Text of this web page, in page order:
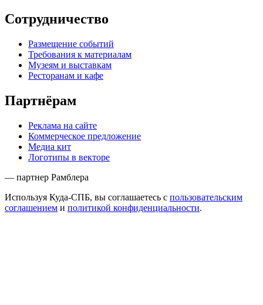
Сотрудничество
Размещение событий
Требования к материалам
Музеям и выставкам
Ресторанам и кафе
Партнёрам
Реклама на сайте
Коммерческое предложение
Медиа кит
Логотипы в векторе
— партнер Рамблера
Используя Куда-СПБ, вы соглашаетесь с пользовательским
соглашением и политикой конфиденциальности.